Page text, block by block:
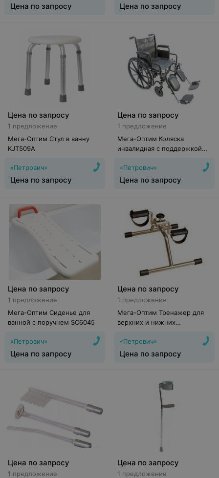
Цена по запросу Цена по запросу
Цена по запросу
1 предложение
Мега-Оптим Стул в ванну
KJT509A
«Петрович»
Цена по запросу
Цена по запросу
1 предложение
Мега-Оптим Коляска
инвалидная с поддержкой
«Петрович»
Цена по запросу
Цена по запросу
1 предложение
Мега-Оптим Сиденье для
ванной с поручнем SC6045
«Петрович»
Цена по запросу
Цена по запросу
1 предложение
Мега-Оптим Тренажер для
верхних и нижних
«Петрович»
Цена по запросу
Цена по запросу
1 предложение
Цена по запросу
1 предложение